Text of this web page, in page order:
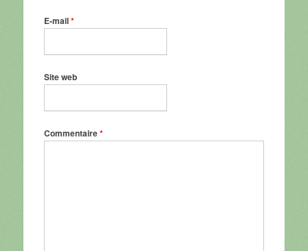
E-mail*
Site web
Commentaire*